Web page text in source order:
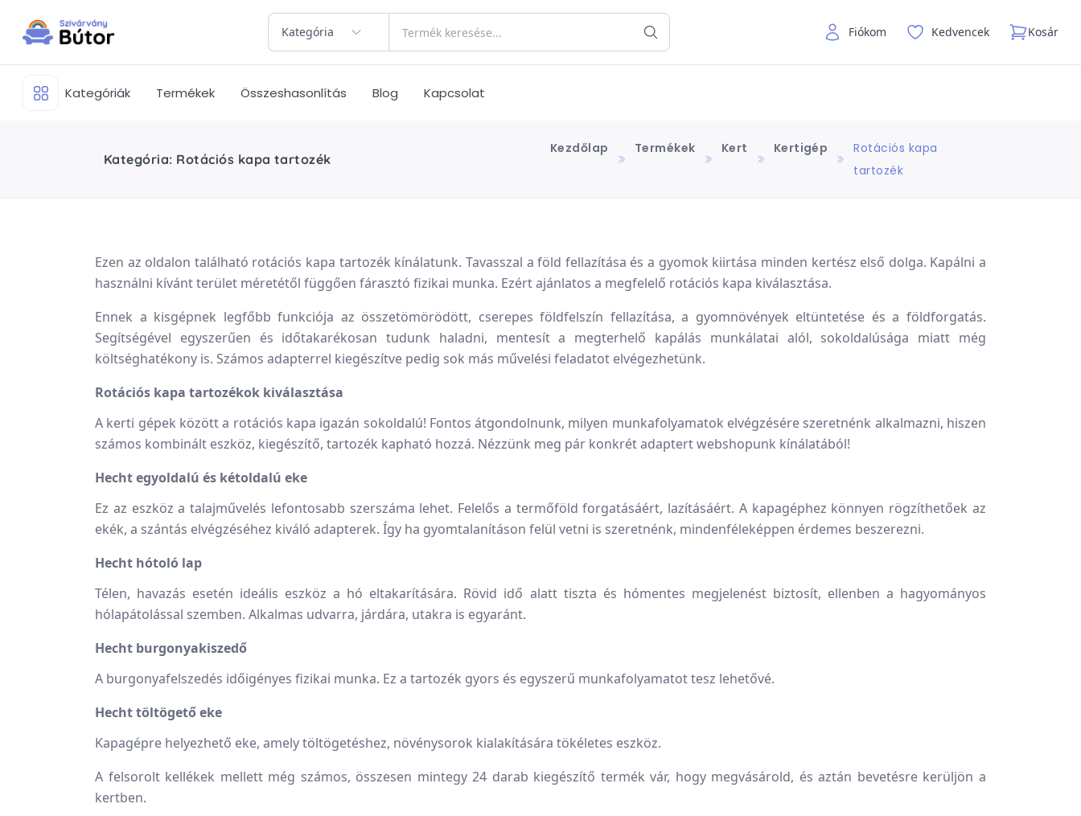
Kategória Fiókom Kedvencek Kosár
Kategóriák Termékek Összeshasonlítás Blog Kapcsolat
Kategória: Rotációs kapa tartozék
Kezdőlap Termékek Kert Kertigép
Rotációs kapa
tartozék
Ezen az oldalon található rotációs kapa tartozék kínálatunk. Tavasszal a föld fellazítása és a gyomok kiirtása minden kertész első dolga. Kapálni a
használni kívánt terület méretétől függően fárasztó fizikai munka. Ezért ajánlatos a megfelelő rotációs kapa kiválasztása.
Ennek a kisgépnek legfőbb funkciója az összetömörödött, cserepes földfelszín fellazítása, a gyomnövények eltüntetése és a földforgatás.
Segítségével egyszerűen és időtakarékosan tudunk haladni, mentesít a megterhelő kapálás munkálatai alól, sokoldalúsága miatt még
költséghatékony is. Számos adapterrel kiegészítve pedig sok más művelési feladatot elvégezhetünk.
Rotációs kapa tartozékok kiválasztása
A kerti gépek között a rotációs kapa igazán sokoldalú! Fontos átgondolnunk, milyen munkafolyamatok elvégzésére szeretnénk alkalmazni, hiszen
számos kombinált eszköz, kiegészítő, tartozék kapható hozzá. Nézzünk meg pár konkrét adaptert webshopunk kínálatából!
Hecht egyoldalú és kétoldalú eke
Ez az eszköz a talajművelés lefontosabb szerszáma lehet. Felelős a termőföld forgatásáért, lazításáért. A kapagéphez könnyen rögzíthetőek az
ekék, a szántás elvégzéséhez kiváló adapterek. Így ha gyomtalanításon felül vetni is szeretnénk, mindenféleképpen érdemes beszerezni.
Hecht hótoló lap
Télen, havazás esetén ideális eszköz a hó eltakarítására. Rövid idő alatt tiszta és hómentes megjelenést biztosít, ellenben a hagyományos
hólapátolással szemben. Alkalmas udvarra, járdára, utakra is egyaránt.
Hecht burgonyakiszedő
A burgonyafelszedés időigényes fizikai munka. Ez a tartozék gyors és egyszerű munkafolyamatot tesz lehetővé.
Hecht töltögető eke
Kapagépre helyezhető eke, amely töltögetéshez, növénysorok kialakítására tökéletes eszköz.
A felsorolt kellékek mellett még számos, összesen mintegy 24 darab kiegészítő termék vár, hogy megvásárold, és aztán bevetésre kerüljön a
kertben.